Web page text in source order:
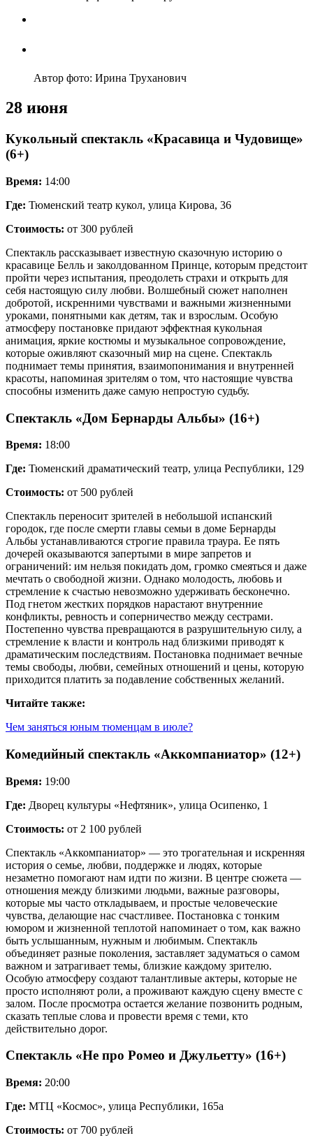
Автор фото: Ирина Труханович
28 июня
Кукольный спектакль «Красавица и Чудовище»
(6+)
Время: 14:00
Где: Тюменский театр кукол, улица Кирова, 36
Стоимость: от 300 рублей
Спектакль рассказывает известную сказочную историю о
красавице Белль и заколдованном Принце, которым предстоит
пройти через испытания, преодолеть страхи и открыть для
себя настоящую силу любви. Волшебный сюжет наполнен
добротой, искренними чувствами и важными жизненными
уроками, понятными как детям, так и взрослым. Особую
атмосферу постановке придают эффектная кукольная
анимация, яркие костюмы и музыкальное сопровождение,
которые оживляют сказочный мир на сцене. Спектакль
поднимает темы принятия, взаимопонимания и внутренней
красоты, напоминая зрителям о том, что настоящие чувства
способны изменить даже самую непростую судьбу.
Спектакль «Дом Бернарды Альбы» (16+)
Время: 18:00
Где: Тюменский драматический театр, улица Республики, 129
Стоимость: от 500 рублей
Спектакль переносит зрителей в небольшой испанский
городок, где после смерти главы семьи в доме Бернарды
Альбы устанавливаются строгие правила траура. Ее пять
дочерей оказываются запертыми в мире запретов и
ограничений: им нельзя покидать дом, громко смеяться и даже
мечтать о свободной жизни. Однако молодость, любовь и
стремление к счастью невозможно удерживать бесконечно.
Под гнетом жестких порядков нарастают внутренние
конфликты, ревность и соперничество между сестрами.
Постепенно чувства превращаются в разрушительную силу, а
стремление к власти и контроль над близкими приводят к
драматическим последствиям. Постановка поднимает вечные
темы свободы, любви, семейных отношений и цены, которую
приходится платить за подавление собственных желаний.
Читайте также:
Чем заняться юным тюменцам в июле?
Комедийный спектакль «Аккомпаниатор» (12+)
Время: 19:00
Где: Дворец культуры «Нефтяник», улица Осипенко, 1
Стоимость: от 2 100 рублей
Спектакль «Аккомпаниатор» — это трогательная и искренняя
история о семье, любви, поддержке и людях, которые
незаметно помогают нам идти по жизни. В центре сюжета —
отношения между близкими людьми, важные разговоры,
которые мы часто откладываем, и простые человеческие
чувства, делающие нас счастливее. Постановка с тонким
юмором и жизненной теплотой напоминает о том, как важно
быть услышанным, нужным и любимым. Спектакль
объединяет разные поколения, заставляет задуматься о самом
важном и затрагивает темы, близкие каждому зрителю.
Особую атмосферу создают талантливые актеры, которые не
просто исполняют роли, а проживают каждую сцену вместе с
залом. После просмотра остается желание позвонить родным,
сказать теплые слова и провести время с теми, кто
действительно дорог.
Спектакль «Не про Ромео и Джульетту» (16+)
Время: 20:00
Где: МТЦ «Космос», улица Республики, 165а
Стоимость: от 700 рублей